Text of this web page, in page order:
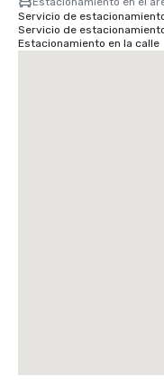
Servicio de
Servicio de
Estacionamiento en la calle